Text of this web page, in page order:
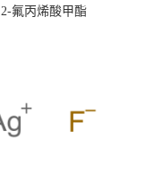
2-氟丙烯酸甲酯